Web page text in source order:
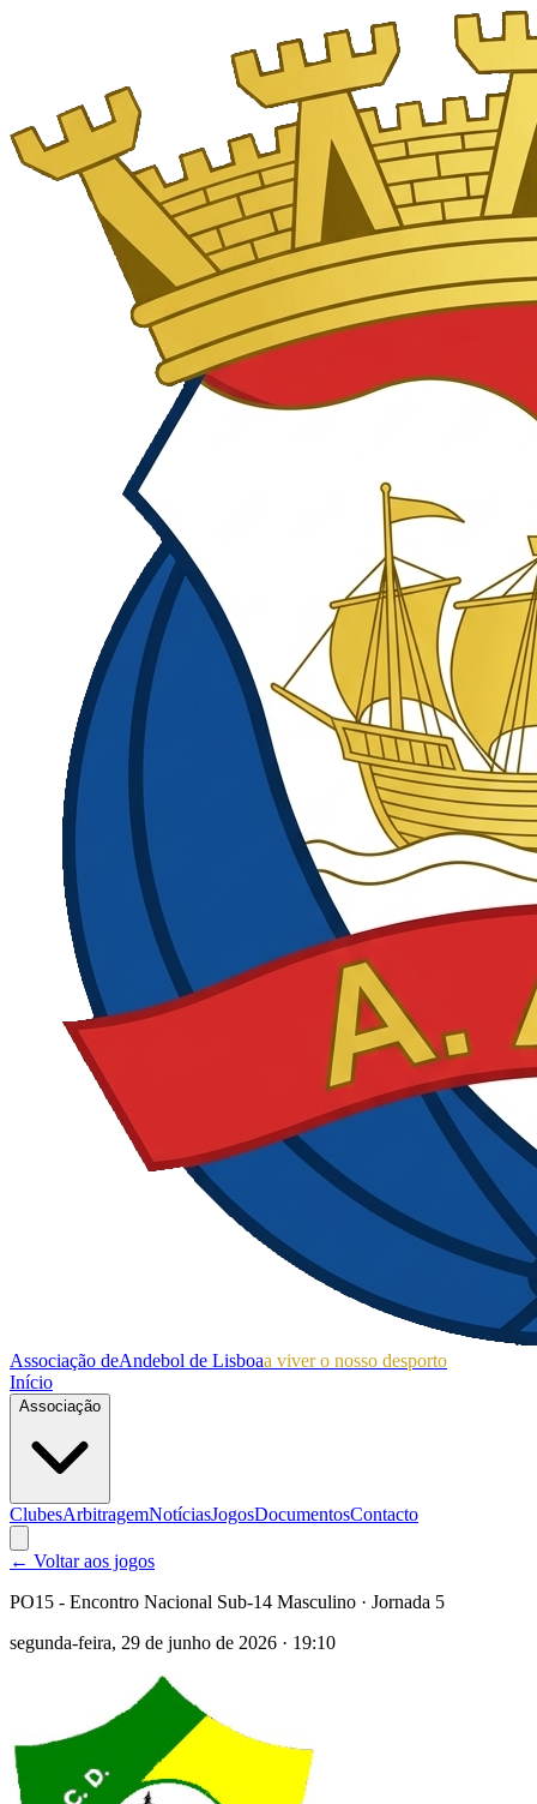
Associação deAndebol de Lisboaa viver o nosso desporto
Início
Associação
ClubesArbitragemNotíciasJogosDocumentosContacto
← Voltar aos jogos
PO15 - Encontro Nacional Sub-14 Masculino · Jornada 5
segunda-feira, 29 de junho de 2026 · 19:10